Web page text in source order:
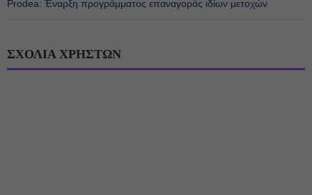
Prodea: Έναρξη προγράμματος επαναγοράς ιδίων μετοχών
ΣΧΟΛΙΑ ΧΡΗΣΤΩΝ